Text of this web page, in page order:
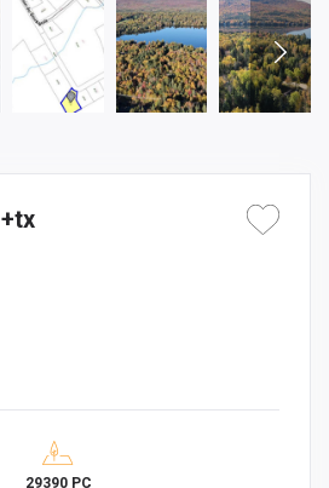
+tx
29390 PC